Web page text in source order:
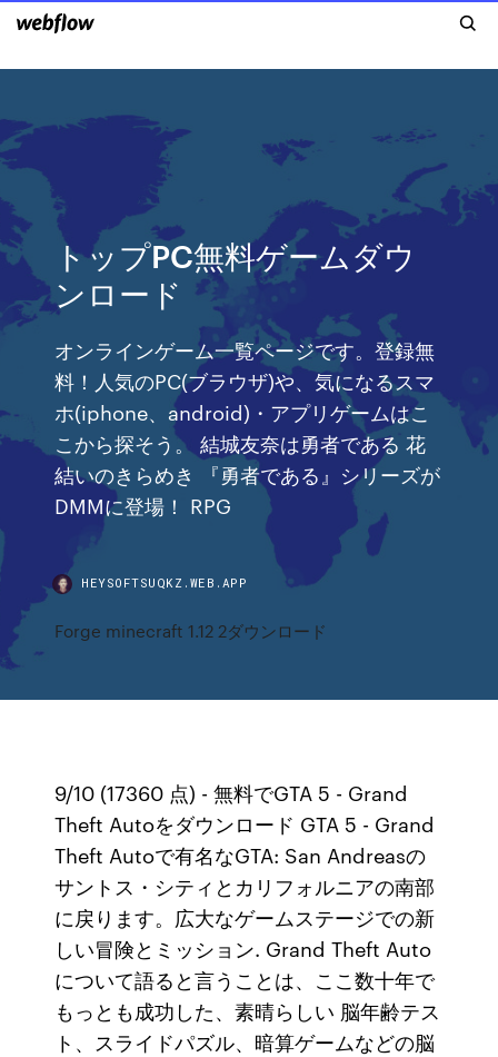
トップPC無料ゲームダウ
ンロード
オンラインゲーム一覧ページです。登録無
料！人気のPC(ブラウザ)や、気になるスマ
ホ(iphone、android)・アプリゲームはこ
こから探そう。 結城友奈は勇者である 花
結いのきらめき 『勇者である』シリーズが
DMMに登場！ RPG
HEYSOFTSUQKZ.WEB.APP
Forge minecraft 1.12 2ダウンロード
9/10 (17360 点) - 無料でGTA 5 - Grand
Theft Autoをダウンロード GTA 5 - Grand
Theft Autoで有名なGTA: San Andreasの
サントス・シティとカリフォルニアの南部
に戻ります。広大なゲームステージでの新
しい冒険とミッション. Grand Theft Auto
について語ると言うことは、ここ数十年で
もっとも成功した、素晴らしい 脳年齢テス
ト、スライドパズル、暗算ゲームなどの脳